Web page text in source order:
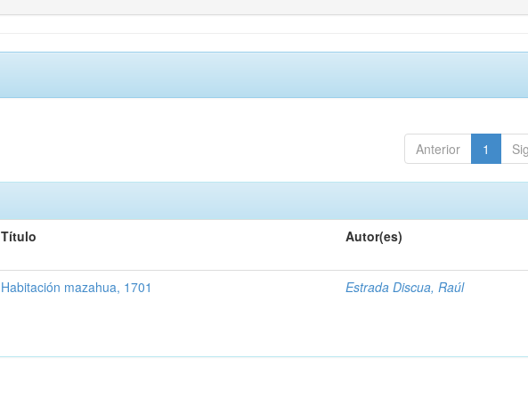
Anterior 1
Título Autor(es)
Habitación mazahua, 1701 Estrada Discua, Raúl